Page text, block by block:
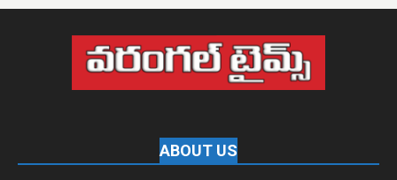
ABOUT US